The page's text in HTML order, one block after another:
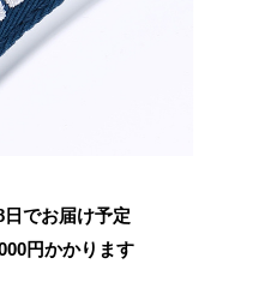
でお届け予定
円かかります